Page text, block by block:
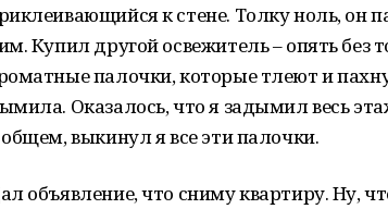
к стене. Толку ноль, он
Купил другой освежитель – опять без
палочки, которые тлеют и
Оказалось, что я задымил весь
выкинул я все эти палочки.
объявление, что сниму квартиру. Ну,